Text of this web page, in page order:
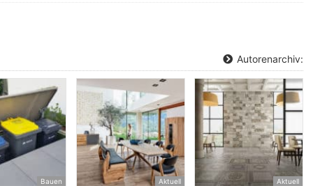
Autorenarchiv:
Bauen
Aktuell
Aktuell